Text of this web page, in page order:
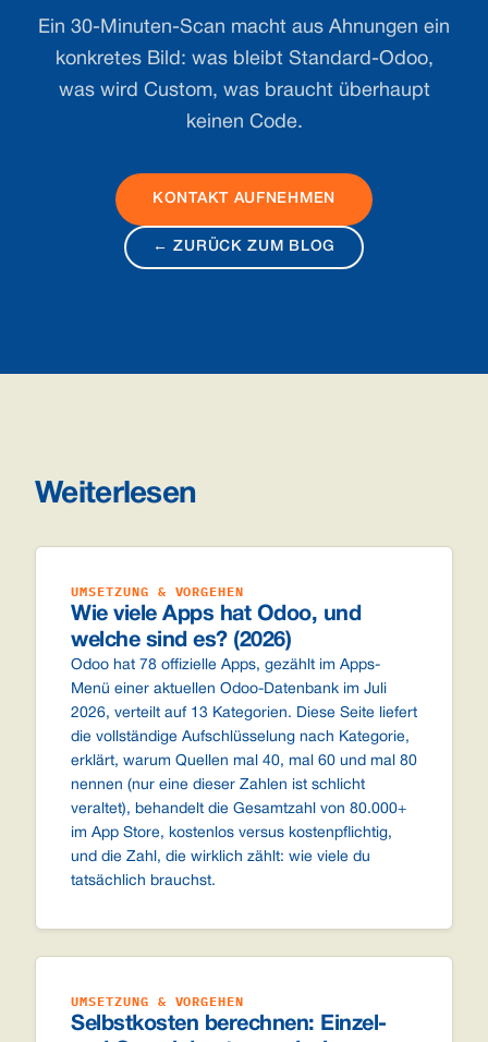
Ein 30-Minuten-Scan macht aus Ahnungen ein
konkretes Bild: was bleibt Standard-Odoo,
was wird Custom, was braucht überhaupt
keinen Code.
KONTAKT AUFNEHMEN
← ZURÜCK ZUM BLOG
Weiterlesen
UMSETZUNG & VORGEHEN
Wie viele Apps hat Odoo, und
welche sind es? (2026)
Odoo hat 78 offizielle Apps, gezählt im Apps-
Menü einer aktuellen Odoo-Datenbank im Juli
2026, verteilt auf 13 Kategorien. Diese Seite liefert
die vollständige Aufschlüsselung nach Kategorie,
erklärt, warum Quellen mal 40, mal 60 und mal 80
nennen (nur eine dieser Zahlen ist schlicht
veraltet), behandelt die Gesamtzahl von 80.000+
im App Store, kostenlos versus kostenpflichtig,
und die Zahl, die wirklich zählt: wie viele du
tatsächlich brauchst.
UMSETZUNG & VORGEHEN
Selbstkosten berechnen: Einzel-